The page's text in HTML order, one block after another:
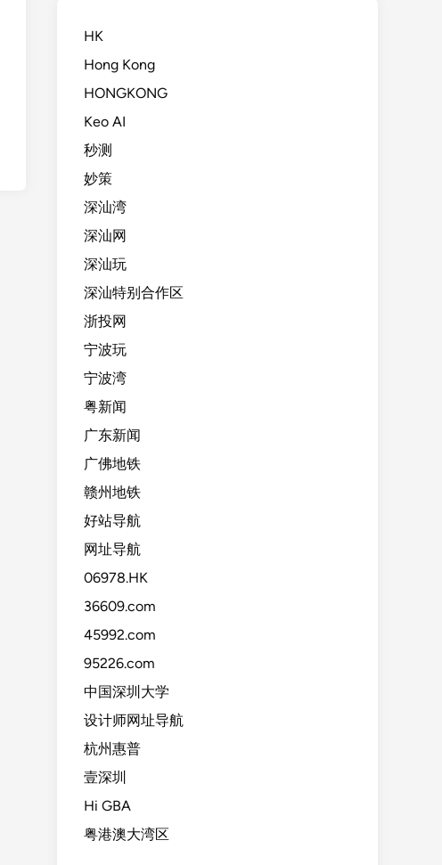
HK
Hong Kong
HONGKONG
Keo AI
秒测
妙策
深汕湾
深汕网
深汕玩
深汕特别合作区
浙投网
宁波玩
宁波湾
粤新闻
广东新闻
广佛地铁
赣州地铁
好站导航
网址导航
06978.HK
36609.com
45992.com
95226.com
中国深圳大学
设计师网址导航
杭州惠普
壹深圳
Hi GBA
粤港澳大湾区